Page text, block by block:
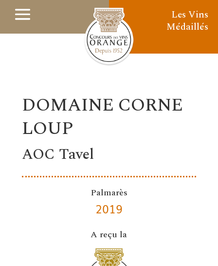
Les Vins
Médaillés
DOMAINE CORNE
LOUP
AOC Tavel
Palmarès
2019
A reçu la